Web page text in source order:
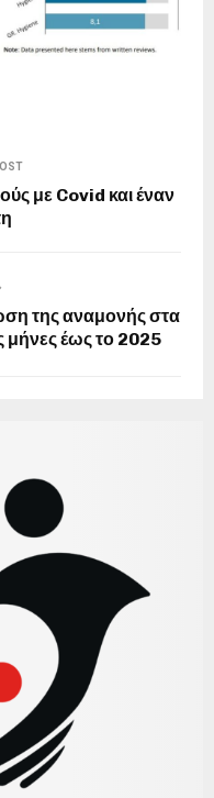
με Covid και έναν
της αναμονής στα
μήνες έως το 2025